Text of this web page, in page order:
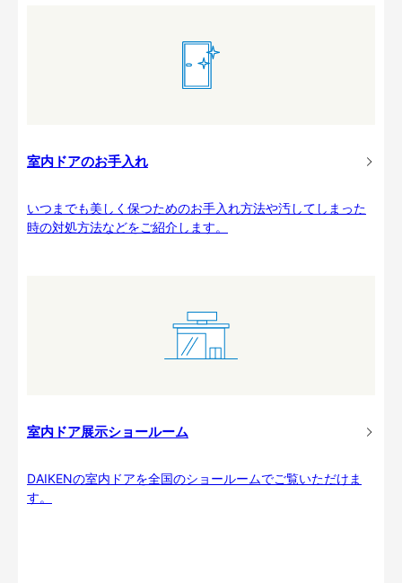
室内ドアのお手入れ
いつまでも美しく保つためのお手入れ方法や汚してしまった
時の対処方法などをご紹介します。
室内ドア展示ショールーム
DAIKENの室内ドアを全国のショールームでご覧いただけま
す。